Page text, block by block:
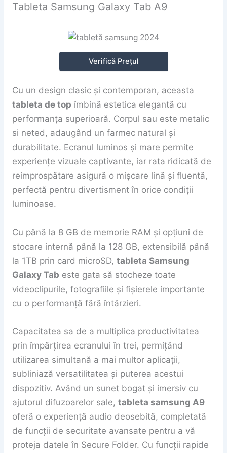
Tableta Samsung Galaxy Tab A9
Verifică Prețul
Cu un design clasic și contemporan, aceasta
tableta de top îmbină estetica elegantă cu
performanța superioară. Corpul sau este metalic
si neted, adaugând un farmec natural și
durabilitate. Ecranul luminos și mare permite
experiențe vizuale captivante, iar rata ridicată de
reimprospătare asigură o mișcare lină și fluentă,
perfectă pentru divertisment în orice condiții
luminoase.
Cu până la 8 GB de memorie RAM și opțiuni de
stocare internă până la 128 GB, extensibilă până
la 1TB prin card microSD, tableta Samsung
Galaxy Tab este gata să stocheze toate
videoclipurile, fotografiile și fișierele importante
cu o performanță fără întârzieri.
Capacitatea sa de a multiplica productivitatea
prin împărțirea ecranului în trei, permițând
utilizarea simultană a mai multor aplicații,
subliniază versatilitatea și puterea acestui
dispozitiv. Având un sunet bogat și imersiv cu
ajutorul difuzoarelor sale, tableta samsung A9
oferă o experiență audio deosebită, completată
de funcții de securitate avansate pentru a vă
proteja datele în Secure Folder. Cu funcții rapide